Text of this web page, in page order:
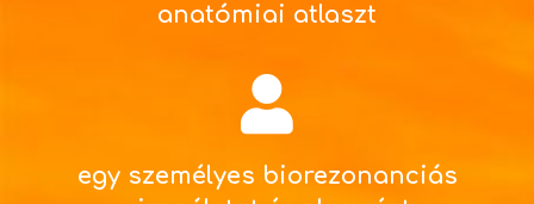
anatómiai atlaszt
egy személyes biorezonanciás